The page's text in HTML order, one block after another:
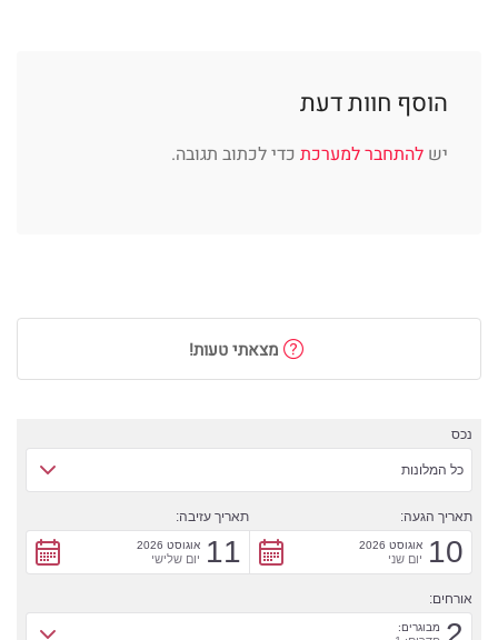
הוסף חוות דעת
יש להתחבר למערכת כדי לכתוב תגובה.
מצאתי טעות!
נכס
כל המלונות
תאריך הגעה:
10 אוגוסט 2026
יום שני
תאריך עזיבה:
11 אוגוסט 2026
יום שלישי
אורחים:
מבוגרים: